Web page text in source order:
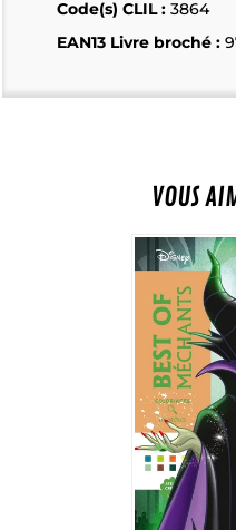
Code(s) CLIL : 3864
EAN13 Livre broché :
VOUS